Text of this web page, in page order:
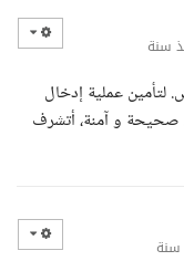
سنة
لتأمين عملية إدخال
صحيحة و آمنة، أتشرف
سنة